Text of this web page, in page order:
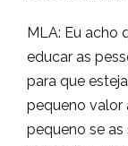
MLA: Eu acho
educar as
para que
pequeno valor
pequeno se